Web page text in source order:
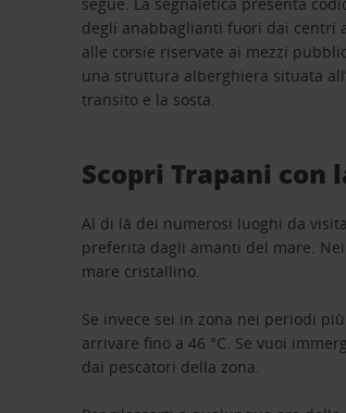
degli anabbaglianti fuori dai centri
alle corsie riservate ai mezzi
una struttura alberghiera situata
transito e la sosta.
Scopri Trapani con
Al di là dei numerosi luoghi da
preferita dagli amanti del mare.
mare cristallino.
Se invece sei in zona nei periodi
arrivare fino a 46 °C. Se vuoi
dai pescatori della zona.